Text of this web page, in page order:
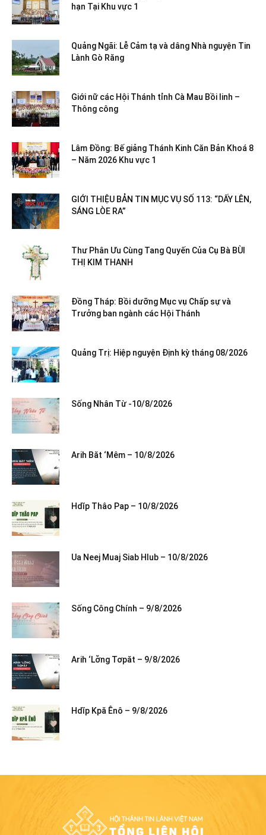
hạn Tại Khu vực 1
Quảng Ngãi: Lễ Cảm tạ và dâng Nhà nguyện Tin
Lành Gò Răng
Giới nữ các Hội Thánh tỉnh Cà Mau Bồi linh –
Thông công
Lâm Đồng: Bế giảng Thánh Kinh Căn Bản Khoá 8
– Năm 2026 Khu vực 1
GIỚI THIỆU BẢN TIN MỤC VỤ SỐ 113: “DẤY LÊN,
SÁNG LÒE RA”
Thư Phân Ưu Cùng Tang Quyến Của Cụ Bà BÙI
THỊ KIM THANH
Đồng Tháp: Bồi dưỡng Mục vụ Chấp sự và
Trưởng ban ngành các Hội Thánh
Quảng Trị: Hiệp nguyện Định kỳ tháng 08/2026
Sống Nhân Từ -10/8/2026
Arih Băt ‘Mêm – 10/8/2026
Hdĭp Thâo Pap – 10/8/2026
Ua Neej Muaj Siab Hlub – 10/8/2026
Sống Công Chính – 9/8/2026
Arih ‘Lơ̆ng Tơpăt – 9/8/2026
Hdĭp Kpă Ênô – 9/8/2026